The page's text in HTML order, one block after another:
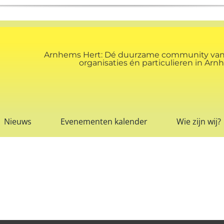
Arnhems Hert: Dé duurzame community
organisaties én particulieren in
Nieuws Evenementen kalender Wie zijn wij?